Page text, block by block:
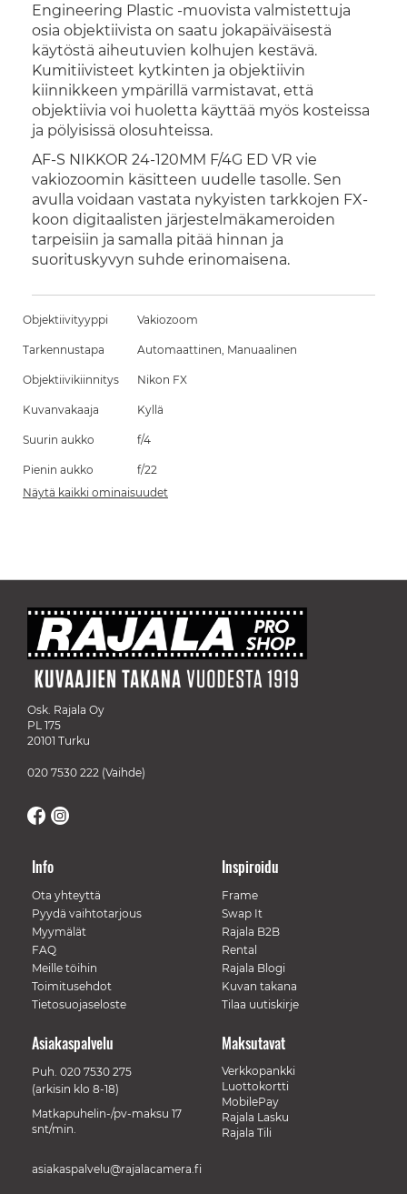
Engineering Plastic -muovista valmistettuja
osia objektiivista on saatu jokapäiväisestä
käytöstä aiheutuvien kolhujen kestävä.
Kumitiivisteet kytkinten ja objektiivin
kiinnikkeen ympärillä varmistavat, että
objektiivia voi huoletta käyttää myös kosteissa
ja pölyisissä olosuhteissa.
AF-S NIKKOR 24-120MM F/4G ED VR vie
vakiozoomin käsitteen uudelle tasolle. Sen
avulla voidaan vastata nykyisten tarkkojen FX-
koon digitaalisten järjestelmäkameroiden
tarpeisiin ja samalla pitää hinnan ja
suorituskyvyn suhde erinomaisena.
Objektiivityyppi Vakiozoom
Tarkennustapa Automaattinen, Manuaalinen
Objektiivikiinnitys Nikon FX
Kuvanvakaaja Kyllä
Suurin aukko f/4
Pienin aukko
f/22
Näytä kaikki ominaisuudet
Osk. Rajala Oy
PL 175
20101 Turku
020 7530 222 (Vaihde)
Info
Ota yhteyttä
Pyydä vaihtotarjous
Myymälät
FAQ
Meille töihin
Toimitusehdot
Tietosuojaseloste
Inspiroidu
Frame
Swap It
Rajala B2B
Rental
Rajala Blogi
Kuvan takana
Tilaa uutiskirje
Maksutavat
Verkkopankki
Luottokortti
MobilePay
Rajala Lasku
Rajala Tili
Asiakaspalvelu
Puh. 020 7530 275
(arkisin klo 8-18)
Matkapuhelin-/pv-maksu 17
snt/min.
asiakaspalvelu@rajalacamera.fi